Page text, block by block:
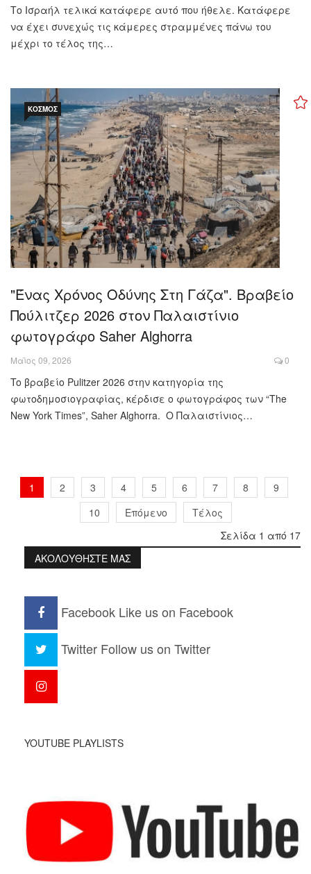
Το Ισραήλ τελικά κατάφερε αυτό που ήθελε. Κατάφερε
να έχει συνεχώς τις κάμερες στραμμένες πάνω του
μέχρι το τέλος της…
ΚΌΣΜΟΣ
"Ένας Χρόνος Οδύνης Στη Γάζα". Βραβείο
Πούλιτζερ 2026 στον Παλαιστίνιο
φωτογράφο Saher Alghorra
Μαϊος 09, 2026 0
To βραβείο Pulitzer 2026 στην κατηγορία της
φωτοδημοσιογραφίας, κέρδισε ο φωτογράφος των “The
New York Times”, Saher Alghorra. O Παλαιστίνιος…
1 2 3 4 5 6 7 8
9
10
Επόμενο
Τέλος
Σελίδα 1 από 17
ΑΚΟΛΟΥΘΗΣΤΕ ΜΑΣ
Facebook Like us on Facebook
Twitter Follow us on Twitter
YOUTUBE PLAYLISTS